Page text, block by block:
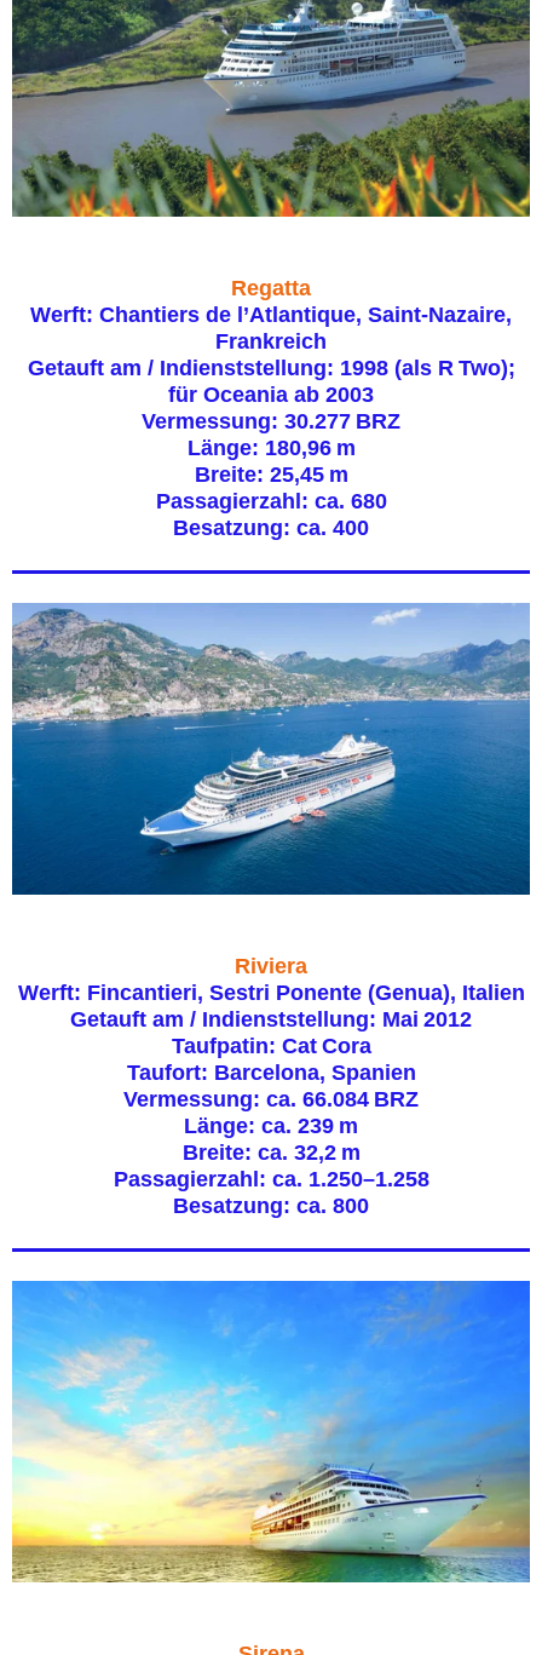
Regatta
Werft: Chantiers de l’Atlantique, Saint‑Nazaire,
Frankreich
Getauft am / Indienststellung: 1998 (als R Two);
für Oceania ab 2003
Vermessung: 30.277 BRZ
Länge: 180,96 m
Breite: 25,45 m
Passagierzahl: ca. 680
Besatzung: ca. 400
Riviera
Werft: Fincantieri, Sestri Ponente (Genua), Italien
Getauft am / Indienststellung: Mai 2012
Taufpatin: Cat Cora
Taufort: Barcelona, Spanien
Vermessung: ca. 66.084 BRZ
Länge: ca. 239 m
Breite: ca. 32,2 m
Passagierzahl: ca. 1.250–1.258
Besatzung: ca. 800